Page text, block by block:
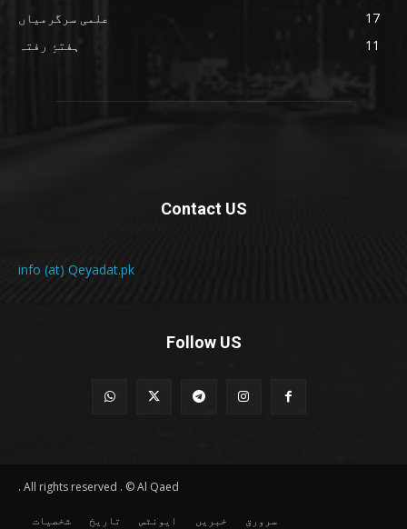
علمی سرگرمیاں
17
ہفتۂِ رفتہ
11
Contact US
info (at) Qeyadat.pk
Follow US
All rights reserved . © Al Qaed .
سرورق خبریں ایونٹس تاریخ شخصیات